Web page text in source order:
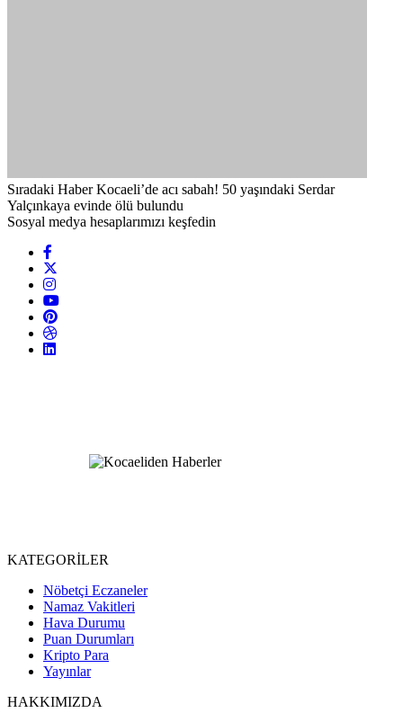
Sıradaki Haber Kocaeli’de acı sabah! 50 yaşındaki Serdar
Yalçınkaya evinde ölü bulundu
Sosyal medya hesaplarımızı keşfedin
KATEGORİLER
Nöbetçi Eczaneler
Namaz Vakitleri
Hava Durumu
Puan Durumları
Kripto Para
Yayınlar
HAKKIMIZDA